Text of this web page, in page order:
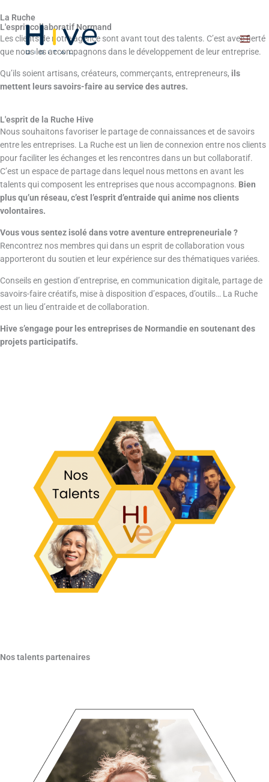
au
contenu
La Ruche
L'esprit collaboratif Normand
Les clients de notre agence sont avant tout des talents. C’est avec fierté
que nous les accompagnons dans le développement de leur entreprise.
Qu’ils soient artisans, créateurs, commerçants, entrepreneurs, ils
mettent leurs savoirs-faire au service des autres.
L'esprit de la Ruche Hive
Nous souhaitons favoriser le partage de connaissances et de savoirs
entre les entreprises. La Ruche est un lien de connexion entre nos clients
pour faciliter les échanges et les rencontres dans un but collaboratif.
C’est un espace de partage dans lequel nous mettons en avant les
talents qui composent les entreprises que nous accompagnons. Bien
plus qu’un réseau, c’est l’esprit d’entraide qui anime nos clients
volontaires.
Vous vous sentez isolé dans votre aventure entrepreneuriale ?
Rencontrez nos membres qui dans un esprit de collaboration vous
apporteront du soutien et leur expérience sur des thématiques variées.
Conseils en gestion d’entreprise, en communication digitale, partage de
savoirs-faire créatifs, mise à disposition d’espaces, d’outils… La Ruche
est un lieu d’entraide et de collaboration.
Hive s’engage pour les entreprises de Normandie en soutenant des
projets participatifs.
Nos talents partenaires